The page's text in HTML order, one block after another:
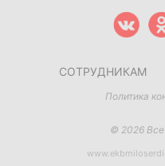
СОТРУДНИКАМ
Политика
© 2026